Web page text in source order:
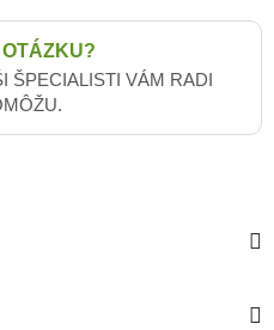
OTÁZKU?
ŠPECIALISTI VÁM RADI